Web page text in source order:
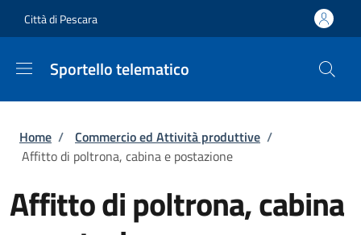
Città di Pescara
Sportello telematico
Briciole di pane
Home / Commercio ed Attività produttive /
Affitto di poltrona, cabina e postazione
Affitto di poltrona, cabina